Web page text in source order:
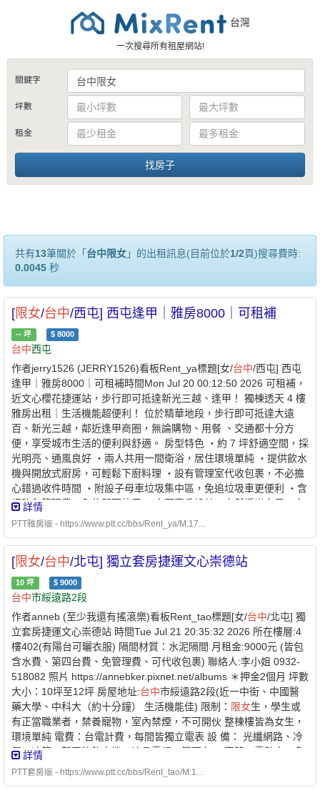
台灣
一次搜尋所有租屋網站!
關鍵字
坪數
租金
共有13筆關於「 台中限女」的出租訊息(目前位於1/2頁)搜尋費時:
0.0045 秒
[限女/台中/西屯] 西屯逢甲｜雅房8000｜可租補
-- 坪 $ 8000
台中西屯
作者jerry1526 (JERRY1526)看板Rent_ya標題[女/台中/西屯] 西屯
逢甲｜雅房8000｜可租補時間Mon Jul 20 00:12:50 2026 可租補，
近文心櫻花捷運站，步行即可抵達新光三越、逢甲！ 獨棟透天 4 樓
雅房出租｜生活機能超便利！ 位於精華地段，步行即可抵達大遠
百、新光三越，鄰近逢甲商圈，無論購物、用餐 、交通都十分方
便，享受城市生活的便利與舒適。 房型特色 ・約 7 坪舒適空間，採
光明亮、通風良好 ・兩人共用一間衛浴，居住環境單純 ・提供飲水
機與開放式廚房，可輕鬆下廚料理 ・設有管理室代收包裹，不必擔
心錯過收件時間 ・附設子母車垃圾集中區，免追垃圾車更便利 ・含
網路和管理費，入住即可使用 ・大面窗戶設計，自然採光充足、空
氣流通佳 ・頂樓採光好可以曬衣服！ ・ 限女
水費：$100／月 電費：依台電獨立電表計費 歡迎預約賞屋，親自
感受舒適的居住環境！ 聯絡人｜林先生 0912-961-535 LINE ID｜
0912-961-535 https://i.imgur.com/o8dIkQq.jpeg
https://i.imgur.com/7bPZoSO.jpeg
https://i.imgur.com/5FO0wl6.jpeg
詳情
PTT雅房版 - https://www.ptt.cc/bbs/Rent_ya/M.17...
[限女/台中/北屯] 獨立套房捷運文心崇德站
10 坪 $ 9000
台中巿綏遠路2段
作者anneb (至少我還有搖滾樂)看板Rent_tao標題[女/台中/北屯] 獨
立套房捷運文心崇德站 時間Tue Jul 21 20:35:32 2026 所在樓層:4
樓402(有陽台可曬衣服) 隔間材質：水泥隔間 月租金:9000元 (皆包
含水費、第四台費、免管理費、可代收包裹) 聯絡人:李小姐 0932-
518082 照片 https://annebker.pixnet.net/albums ＊押金2個月 坪數
大小：10坪至12坪 房屋地址:台中巿綏遠路2段(近一中街、中國醫
藥大學、中科大（約十分鐘） 生活機能佳) 限制： 限女生，學生或
有正當職業者，禁養寵物，室內禁煙，不可開伙 整棟樓皆為女生，
環境單純 電費：台電計費，每間皆獨立電表 設 備： 光纖網路、冷
氣、冰箱、賀眾牌飲水機、液晶電視、第四台、 窗簾、電熱水、免
投幣洗衣機、頂樓備有曬衣場、 獨立電表、獨立筒彈簧床、梳妝
詳情
PTT套房版 - https://www.ptt.cc/bbs/Rent_tao/M.1...